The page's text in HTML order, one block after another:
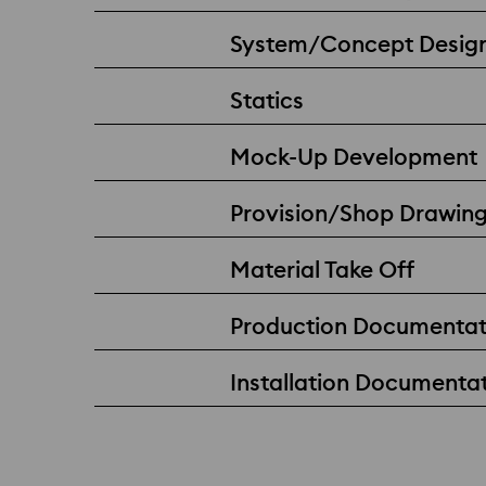
System/Concept
Statics
Mock-Up Development
Provision/Shop
Material Take Off
Production
Installation